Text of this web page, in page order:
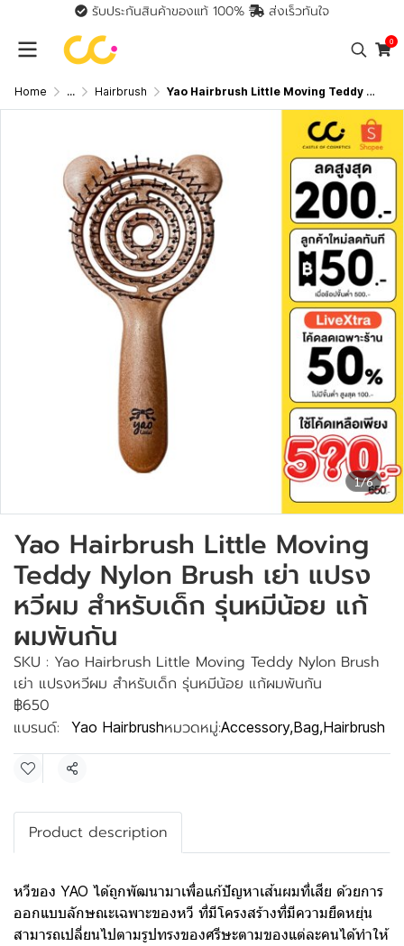
รับประกันสินค้าของแท้ 100% ส่งเร็วทันใจ
0
Home ... Hairbrush Yao Hairbrush Little Moving Teddy Nylon Brush เย่า แปรงหวีผม สำหรับเด็ก รุ่นหมีน้อย แก้ผมพันกัน
1/6
Yao Hairbrush Little Moving
Teddy Nylon Brush เย่า แปรง
หวีผม สำหรับเด็ก รุ่นหมีน้อย แก้
ผมพันกัน
SKU : Yao Hairbrush Little Moving Teddy Nylon Brush
เย่า แปรงหวีผม สำหรับเด็ก รุ่นหมีน้อย แก้ผมพันกัน
฿650
แบรนด์:
Yao Hairbrushหมวดหมู่:Accessory,Bag,Hairbrush
แชร์
Product description
หวีของ YAO ได้ถูกพัฒนามาเพื่อแก้ปัญหาเส้นผมที่เสีย ด้วยการ
ออกแบบลักษณะเฉพาะของหวี ที่มีโครงสร้างที่มีความยืดหยุ่น
สามารถเปลี่ยนไปตามรูปทรงของศรีษะตามของแต่ละคนได้ทำให้